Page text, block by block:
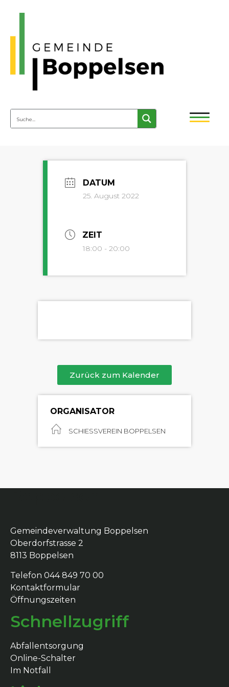
25. August 2022
ZEIT
18:00 - 20:00
Zurück zum Kalender
ORGANISATOR
SCHIESSVEREIN BOPPELSEN
Gemeindeverwaltung Boppelsen
Oberdorfstrasse 2
8113 Boppelsen
Telefon 044 849 70 00
Kontaktformular
Öffnungszeiten
Schnellzugriff
Abfallentsorgung
Online-Schalter
Im Notfall